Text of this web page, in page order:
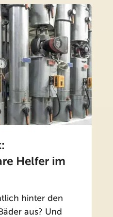
Helfer im
hinter den
aus? Und